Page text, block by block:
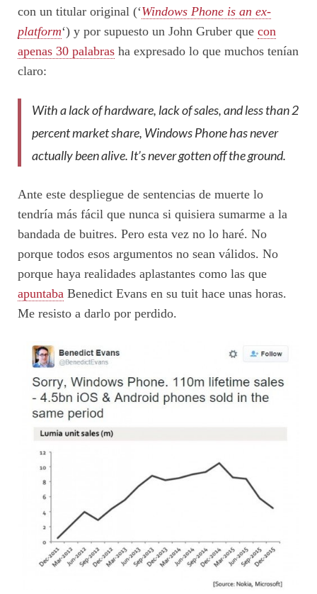
con un titular original (‘Windows Phone is an ex-
platform‘) y por supuesto un John Gruber que con
apenas 30 palabras ha expresado lo que muchos tenían
claro:
With a lack of hardware, lack of sales, and less than 2
percent market share, Windows Phone has never
actually been alive. It’s never gotten off the ground.
Ante este despliegue de sentencias de muerte lo
tendría más fácil que nunca si quisiera sumarme a la
bandada de buitres. Pero esta vez no lo haré. No
porque todos esos argumentos no sean válidos. No
porque haya realidades aplastantes como las que
apuntaba Benedict Evans en su tuit hace unas horas.
Me resisto a darlo por perdido.